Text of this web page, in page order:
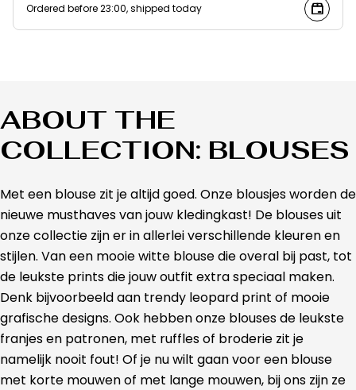
Ordered before 23:00, shipped today
ABOUT THE
COLLECTION: BLOUSES
Met een blouse zit je altijd goed. Onze blousjes worden de
nieuwe musthaves van jouw kledingkast! De blouses uit
onze collectie zijn er in allerlei verschillende kleuren en
stijlen. Van een mooie witte blouse die overal bij past, tot
de leukste prints die jouw outfit extra speciaal maken.
Denk bijvoorbeeld aan trendy leopard print of mooie
grafische designs. Ook hebben onze blouses de leukste
franjes en patronen, met ruffles of broderie zit je
namelijk nooit fout! Of je nu wilt gaan voor een blouse
met korte mouwen of met lange mouwen, bij ons zijn ze